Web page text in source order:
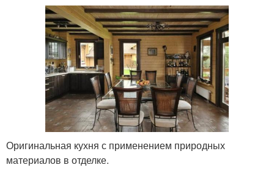
Оригинальная кухня с применением природных
материалов в отделке.